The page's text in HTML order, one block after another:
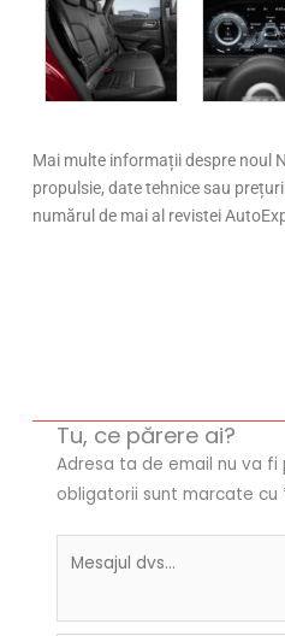
Mai multe informații despre noul
propulsie, date tehnice sau
numărul de mai al revistei
Tu, ce părere ai?
Adresa ta de email nu va fi
obligatorii sunt marcate cu